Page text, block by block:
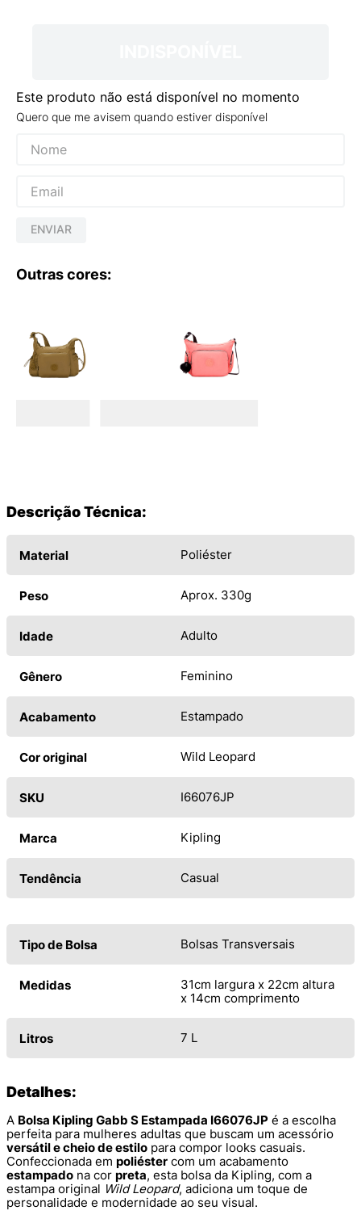
Este produto não está disponível no momento
Quero que me avisem quando estiver disponível
ENVIAR
Outras cores:
Descrição Técnica:
Material Poliéster
Peso Aprox. 330g
Idade Adulto
Gênero Feminino
Acabamento Estampado
Cor original Wild Leopard
SKU I66076JP
Marca Kipling
Tendência Casual
Tipo de Bolsa Bolsas Transversais
Medidas
31cm largura x 22cm altura
x 14cm comprimento
Litros 7 L
Detalhes:
A Bolsa Kipling Gabb S Estampada I66076JP é a escolha
perfeita para mulheres adultas que buscam um acessório
versátil e cheio de estilo para compor looks casuais.
Confeccionada em poliéster com um acabamento
estampado na cor preta, esta bolsa da Kipling, com a
estampa original Wild Leopard, adiciona um toque de
personalidade e modernidade ao seu visual.